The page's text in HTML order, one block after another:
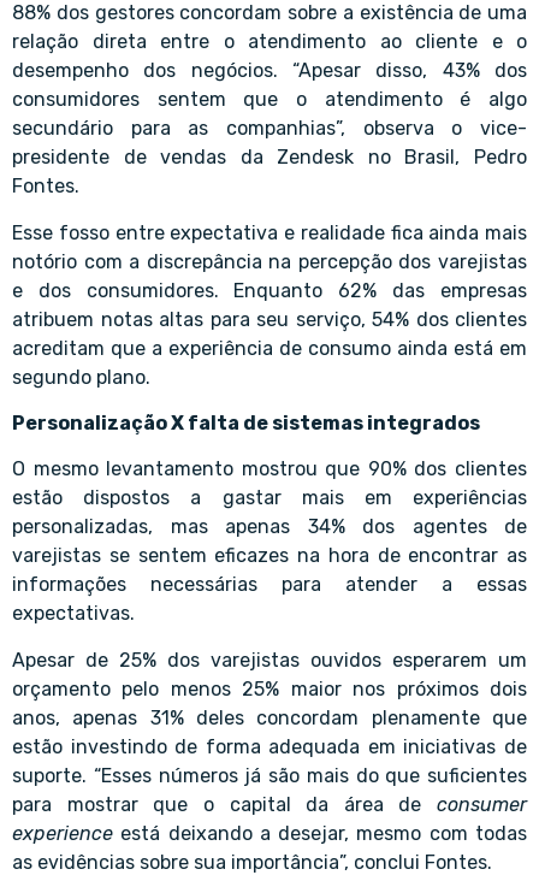
88% dos gestores concordam sobre a existência de uma
relação direta entre o atendimento ao cliente e o
desempenho dos negócios. “Apesar disso, 43% dos
consumidores sentem que o atendimento é algo
secundário para as companhias”, observa o vice-
presidente de vendas da Zendesk no Brasil, Pedro
Fontes.
Esse fosso entre expectativa e realidade fica ainda mais
notório com a discrepância na percepção dos varejistas
e dos consumidores. Enquanto 62% das empresas
atribuem notas altas para seu serviço, 54% dos clientes
acreditam que a experiência de consumo ainda está em
segundo plano.
Personalização X falta de sistemas integrados
O mesmo levantamento mostrou que 90% dos clientes
estão dispostos a gastar mais em experiências
personalizadas, mas apenas 34% dos agentes de
varejistas se sentem eficazes na hora de encontrar as
informações necessárias para atender a essas
expectativas.
Apesar de 25% dos varejistas ouvidos esperarem um
orçamento pelo menos 25% maior nos próximos dois
anos, apenas 31% deles concordam plenamente que
estão investindo de forma adequada em iniciativas de
suporte. “Esses números já são mais do que suficientes
para mostrar que o capital da área de consumer
experience está deixando a desejar, mesmo com todas
as evidências sobre sua importância”, conclui Fontes.